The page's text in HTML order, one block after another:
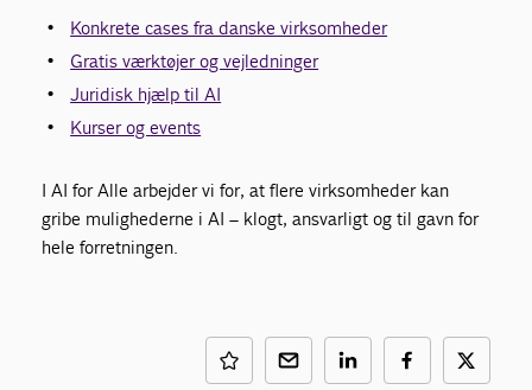
Konkrete cases fra danske virksomheder
Gratis værktøjer og vejledninger
Juridisk hjælp til AI
Kurser og events
I AI for Alle arbejder vi for, at flere virksomheder kan
gribe mulighederne i AI – klogt, ansvarligt og til gavn for
hele forretningen.